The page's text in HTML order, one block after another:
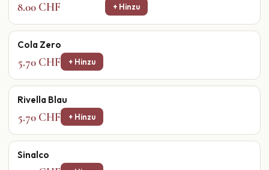
8.00 CHF + Hinzu
Cola Zero
5.70 CHF + Hinzu
Rivella Blau
5.70 CHF + Hinzu
Sinalco